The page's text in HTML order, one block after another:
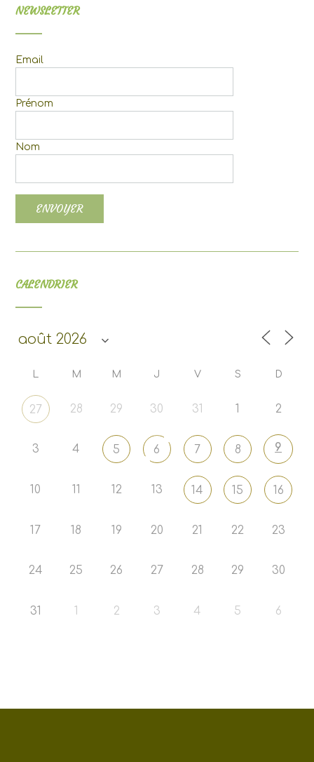
NEWSLETTER
Email
Prénom
Nom
CALENDRIER
M M J V S D
27 28 29 30 31 1 2
3 4 5 6 7 8 9
10 11 12 13 14 15 16
17 18 19 20 21 22 23
24 25 26 27 28 29 30
31 1 2 3 4 5 6